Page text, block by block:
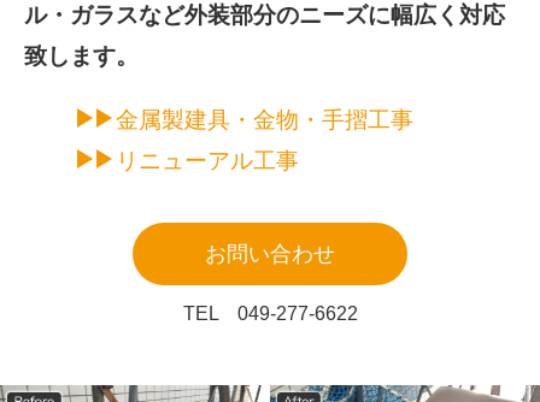
ル・ガラスなど外装部分のニーズに幅広く対応
致します。
金属製建具・金物・手摺工事
リニューアル工事
お問い合わせ
TEL 049-277-6622